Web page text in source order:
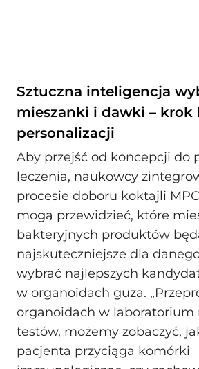
Sztuczna inteligencja
mieszanki i dawki – krok
personalizacji
Aby przejść od koncepcji do
leczenia, naukowcy
procesie doboru koktajli
mogą przewidzieć, które
bakteryjnych produktów
najskuteczniejsze dla
wybrać najlepszych
w organoidach guza.
organoidach w laboratorium
testów, możemy zobaczyć,
pacjenta przyciąga komórki